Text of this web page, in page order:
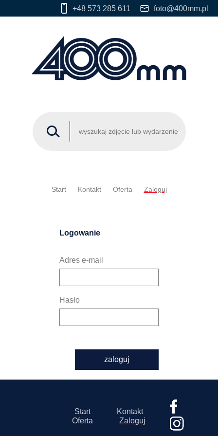
+48 573 285 611 foto@400mm.pl
Start Kontakt Oferta Zaloguj
Logowanie
Adres e-mail
Hasło
zaloguj
Start
Kontakt
Oferta
Zaloguj